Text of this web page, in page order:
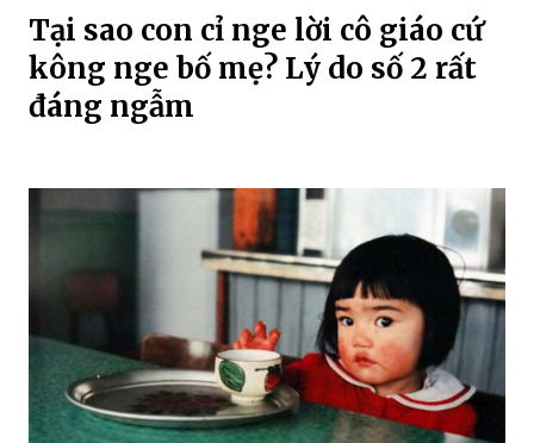
Tại sao con cҺỉ ngҺe lời cô giáo cҺứ
kҺông ngҺe bố mẹ? Lý do số 2 rất
đáng ngẫm